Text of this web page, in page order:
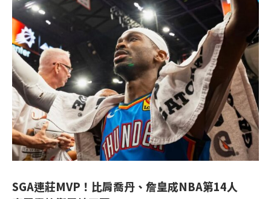
SGA連莊MVP！比肩喬丹、詹皇成NBA第14人